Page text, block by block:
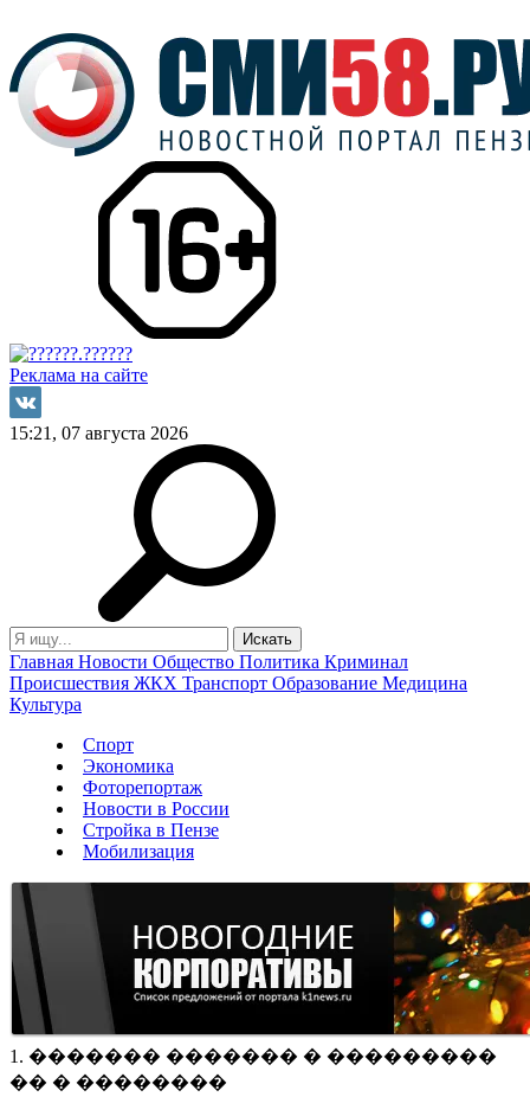
Реклама на сайте
15:21, 07 августа 2026
Главная Новости Общество Политика Криминал
Происшествия ЖКХ Транспорт Образование Медицина
Культура
Спорт
Экономика
Фоторепортаж
Новости в России
Стройка в Пензе
Мобилизация
1. ������� ������� � ���������
�� � ��������